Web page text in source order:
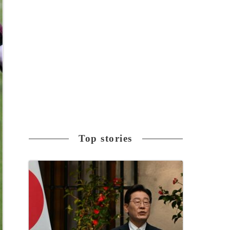
Top stories